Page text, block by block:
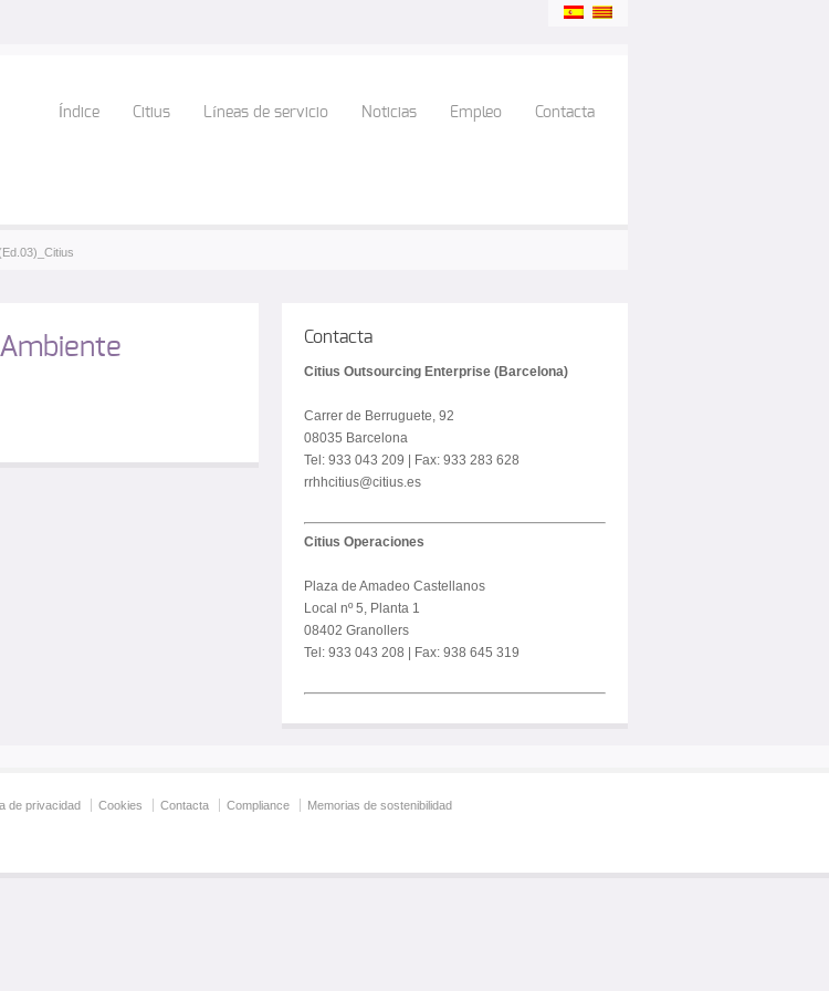
Índice Citius Líneas de servicio Noticias Empleo Contacta
Contacta
Citius Outsourcing Enterprise (Barcelona)
Carrer de Berruguete, 92
08035 Barcelona
Tel: 933 043 209 | Fax: 933 283 628
rrhhcitius@citius.es
Citius Operaciones
Plaza de Amadeo Castellanos
Local nº 5, Planta 1
08402 Granollers
Tel: 933 043 208 | Fax: 938 645 319
de privacidad Cookies Contacta Compliance
Memorias de sostenibilidad